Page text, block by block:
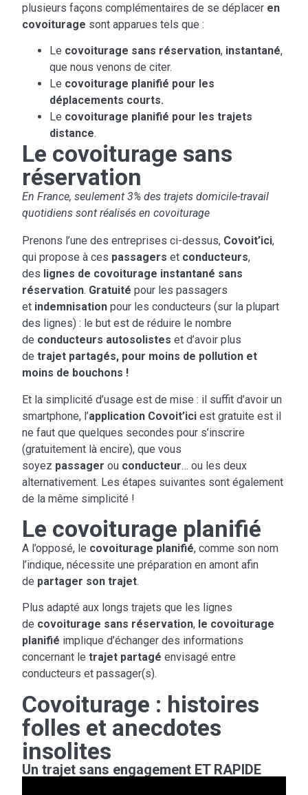
plusieurs façons complémentaires de se déplacer en
covoiturage sont apparues tels que :
Le covoiturage sans réservation, instantané,
que nous venons de citer.
Le covoiturage planifié pour les
déplacements courts.
Le covoiturage planifié pour les trajets
distance.
Le covoiturage sans
réservation
En France, seulement 3% des trajets domicile-travail
quotidiens sont réalisés en covoiturage
Prenons l’une des entreprises ci-dessus, Covoit’ici,
qui propose à ces passagers et conducteurs,
des lignes de covoiturage instantané sans
réservation. Gratuité pour les passagers
et indemnisation pour les conducteurs (sur la plupart
des lignes) : le but est de réduire le nombre
de conducteurs autosolistes et d’avoir plus
detrajet partagés, pour moins de pollution et
moins de bouchons !
Et la simplicité d’usage est de mise : il suffit d’avoir un
smartphone, l’application Covoit’ici est gratuite est il
ne faut que quelques secondes pour s’inscrire
(gratuitement là encire), que vous
soyez passager ou conducteur… ou les deux
alternativement. Les étapes suivantes sont également
de la même simplicité !
Le covoiturage planifié
A l’opposé, le covoiturage planifié, comme son nom
l’indique, nécessite une préparation en amont afin
de partager son trajet.
Plus adapté aux longs trajets que les lignes
de covoiturage sans réservation, le covoiturage
planifié implique d’échanger des informations
concernant letrajet partagé envisagé entre
conducteurs et passager(s).
Covoiturage : histoires
folles et anecdotes
insolites
Un trajet sans engagement ET RAPIDE